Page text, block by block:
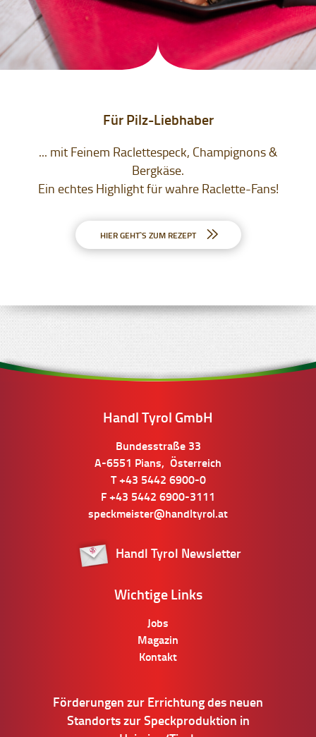
Für Pilz-Liebhaber
... mit Feinem Raclettespeck, Champignons &
Bergkäse.
Ein echtes Highlight für wahre Raclette-Fans!
HIER GEHT`S ZUM REZEPT
Handl Tyrol GmbH
Bundesstraße 33
A-6551
Pians, Österreich
T+43 5442 6900-0
F +43 5442 6900-3111
speckmeister@handltyrol.at
Handl Tyrol Newsletter
Wichtige Links
Jobs
Magazin
Kontakt
Förderungen zur Errichtung des neuen
Standorts zur Speckproduktion in